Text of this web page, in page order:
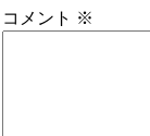
コメント ※